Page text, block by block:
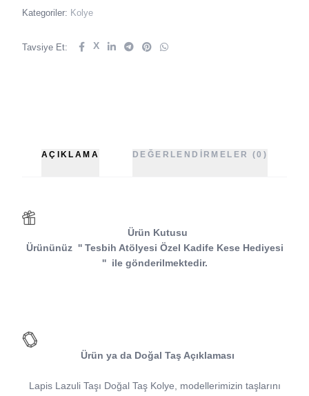
Kategoriler: Kolye
Tavsiye Et: X
AÇIKLAMA DEĞERLENDIRMELER (0)
Ürün Kutusu
Ürününüz '' Tesbih Atölyesi Özel Kadife Kese Hediyesi
'' ile gönderilmektedir.
Ürün ya da Doğal Taş Açıklaması
Lapis Lazuli Taşı Doğal Taş Kolye, modellerimizin taşlarını